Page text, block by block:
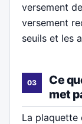
versement
versement
seuils et les
Ce
met
La plaquette